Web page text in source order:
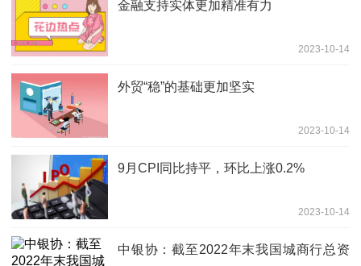
金融支持实体更加精准有力
2023-10-14
外贸“稳”的基础更加坚实
2023-10-14
9月CPI同比持平，环比上涨0.2%
2023-10-14
中银协：截至2022年末我国城商行总资